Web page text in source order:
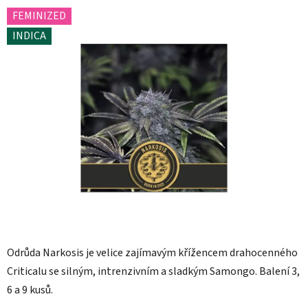
Odrůda Narkosis je velice zajímavým křížencem drahocenného
Criticalu se silným, intrenzivním a sladkým Samongo. Balení 3,
6 a 9 kusů.
produktu
je
0,0
FEMINIZED
INDICA